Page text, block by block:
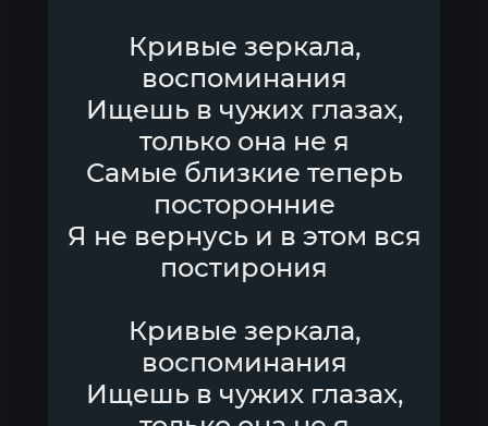
Кривые зеркала,
воспоминания
Ищешь в чужих глазах,
только она не я
Самые близкие теперь
посторонние
Я не вернусь и в этом вся
постирония
Кривые зеркала,
воспоминания
Ищешь в чужих глазах,